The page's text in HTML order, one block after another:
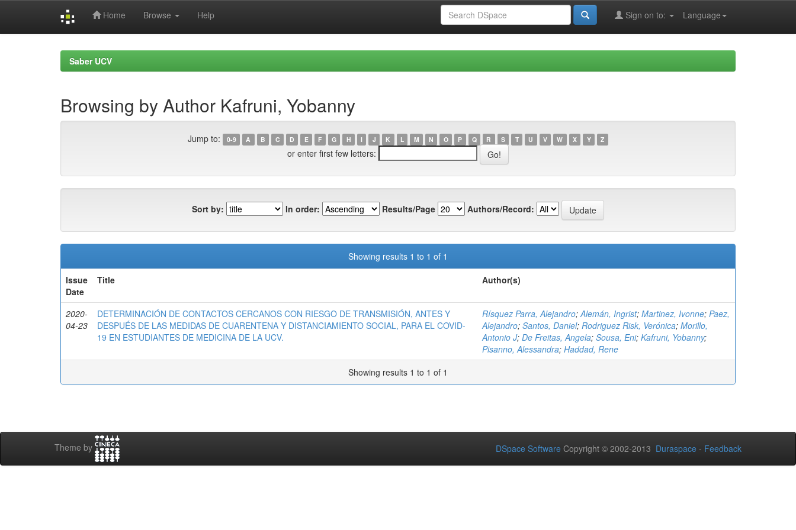
Home Browse Help Language
Sign on to:
Saber UCV
Browsing by Author Kafruni, Yobanny
Jump to: 0-9 A B C D E F G H I J K L M N O P Q R S T U V W X Y Z
or enter first few letters:
Sort by: In order: Results/Page Authors/Record:
Showing results 1 to 1 of 1
Issue
Date
Title Author(s)
2020-
04-23
DETERMINACIÓN DE CONTACTOS CERCANOS CON RIESGO DE TRANSMISIÓN, ANTES Y
DESPUÉS DE LAS MEDIDAS DE CUARENTENA Y DISTANCIAMIENTO SOCIAL, PARA EL COVID-
19 EN ESTUDIANTES DE MEDICINA DE LA UCV.
Rísquez Parra, Alejandro;Alemán, Ingrist; Martinez, Ivonne; Paez,
Alejandro; Santos, Daniel; Rodriguez Risk, Verónica; Morillo,
Antonio J; De Freitas, Angela; Sousa, Eni; Kafruni, Yobanny;
Pisanno, Alessandra; Haddad, Rene
Showing results 1 to 1 of 1
Theme by DSpace Software Copyright © 2002-2013 Duraspace - Feedback